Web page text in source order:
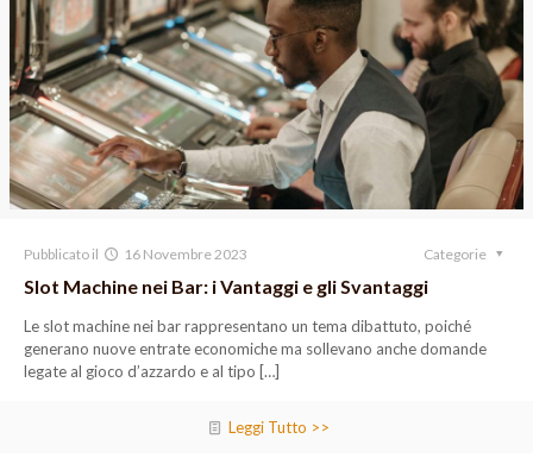
Pubblicato il 16 Novembre 2023 Categorie
Slot Machine nei Bar: i Vantaggi e gli Svantaggi
Le slot machine nei bar rappresentano un tema dibattuto, poiché
generano nuove entrate economiche ma sollevano anche domande
legate al gioco d’azzardo e al tipo […]
Leggi Tutto >>